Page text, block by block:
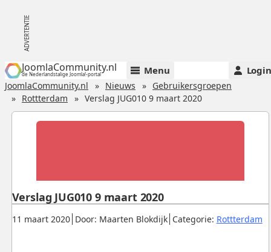
JoomlaCommunity.nl
de Nederlandstalige Joomla!-portal Menu Login
JoomlaCommunity.nl Nieuws
Gebruikersgroepen
Rottterdam
Verslag JUG010 9 maart 2020
Gepubliceerd:
11 maart 2020. Door: Maarten Blokdijk. Categorie: Rottterdam.
Verslag JUG010 9 maart 2020